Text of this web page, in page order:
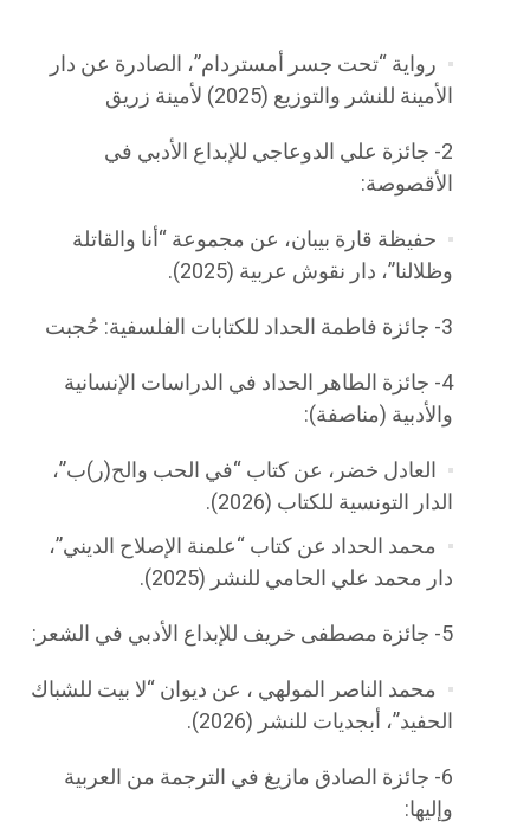
رواية “تحت جسر أمستردام”، الصادرة عن دار
الأمينة للنشر والتوزيع (2025) لأمينة زريق
2- جائزة علي الدوعاجي للإبداع الأدبي في
الأقصوصة:
حفيظة قارة بيبان، عن مجموعة “أنا والقاتلة
وظلالنا”، دار نقوش عربية (2025).
3- جائزة فاطمة الحداد للكتابات الفلسفية: حُجبت
4- جائزة الطاهر الحداد في الدراسات الإنسانية
والأدبية (مناصفة):
العادل خضر، عن كتاب “في الحب والح(ر)ب”،
الدار التونسية للكتاب (2026).
محمد الحداد عن كتاب “علمنة الإصلاح الديني”،
دار محمد علي الحامي للنشر (2025).
5- جائزة مصطفى خريف للإبداع الأدبي في الشعر:
محمد الناصر المولهي ، عن ديوان “لا بيت للشباك
الحفيد”، أبجديات للنشر (2026).
6- جائزة الصادق مازيغ في الترجمة من العربية
وإليها: